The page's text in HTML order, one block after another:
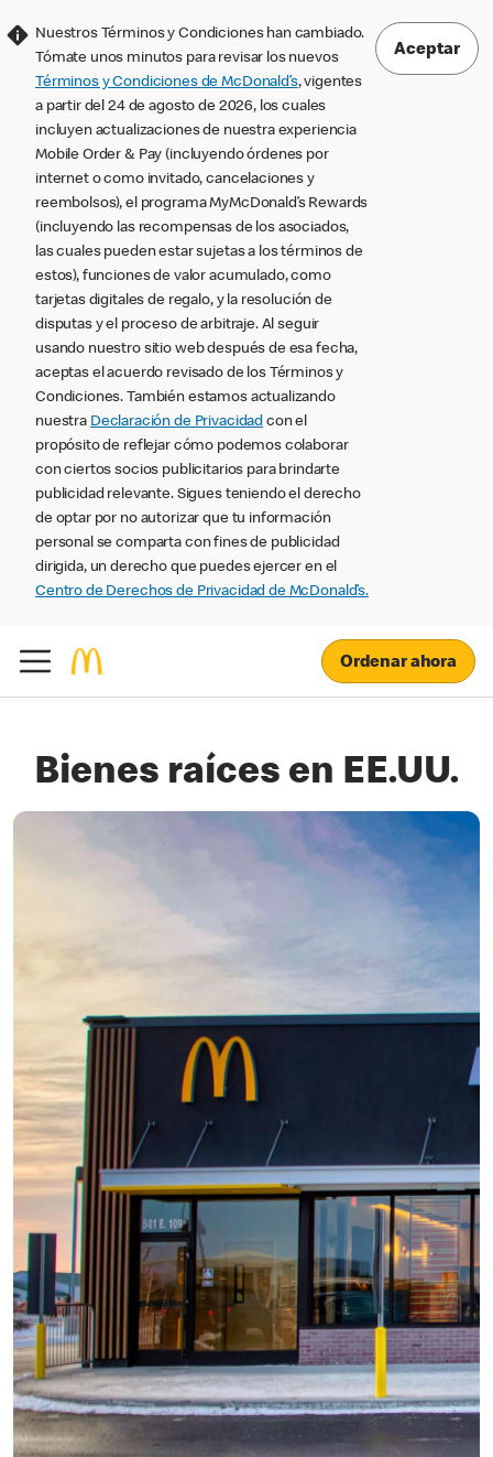
Nuestros Términos y Condiciones han cambiado.
Tómate unos minutos para revisar los nuevos
Términos y Condiciones de McDonald’s, vigentes
a partir del 24 de agosto de 2026, los cuales
incluyen actualizaciones de nuestra experiencia
Mobile Order & Pay (incluyendo órdenes por
internet o como invitado, cancelaciones y
reembolsos), el programa MyMcDonald’s Rewards
(incluyendo las recompensas de los asociados,
las cuales pueden estar sujetas a los términos de
estos), funciones de valor acumulado, como
tarjetas digitales de regalo, y la resolución de
disputas y el proceso de arbitraje. Al seguir
usando nuestro sitio web después de esa fecha,
aceptas el acuerdo revisado de los Términos y
Condiciones. También estamos actualizando
nuestra Declaración de Privacidad con el
propósito de reflejar cómo podemos colaborar
con ciertos socios publicitarios para brindarte
publicidad relevante. Sigues teniendo el derecho
de optar por no autorizar que tu información
personal se comparta con fines de publicidad
dirigida, un derecho que puedes ejercer en el
Centro de Derechos de Privacidad de McDonald’s.
Aceptar
Ordenar ahora
Bienes raíces en EE.UU.